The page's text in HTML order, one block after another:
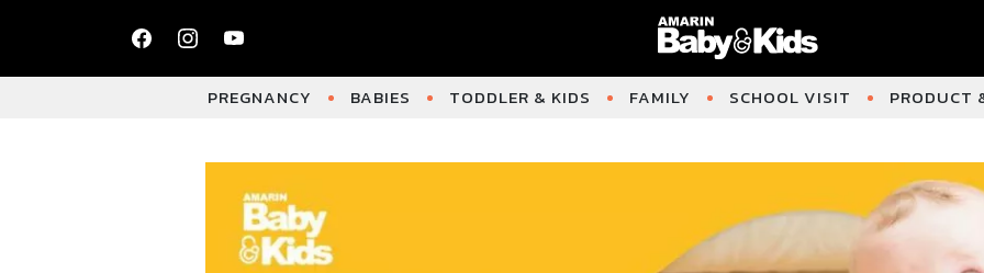
PREGNANCY BABIES TODDLER & KIDS FAMILY SCHOOL VISIT PRODUCT